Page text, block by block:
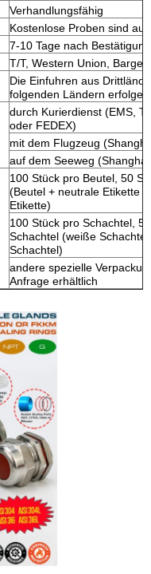
Verhandlungsfähig
Kostenlose Proben sind
7-10 Tage nach
T/T, Western Union,
Die Einfuhren aus
folgenden Ländern
durch Kurierdienst (EMS,
oder FEDEX)
mit dem Flugzeug
auf dem Seeweg
100 Stück pro Beutel, 50
(Beutel + neutrale Etikette
Etikette)
100 Stück pro Schachtel,
Schachtel (weiße
Schachtel)
andere spezielle
Anfrage erhältlich